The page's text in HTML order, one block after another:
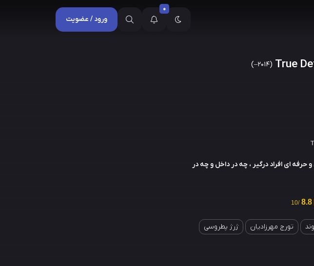
0
ورود / عضویت
(2014–)
ای افراد درگیر ، چه در داخل و چه در
8.8
/10
تورج مهرزادیان
ژرژ پطروسی